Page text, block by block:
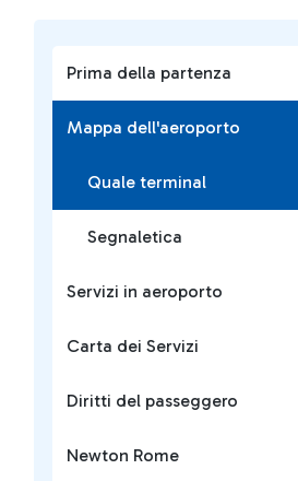
Prima della partenza
Mappa dell'aeroporto
Quale terminal
Segnaletica
Servizi in aeroporto
Carta dei Servizi
Diritti del passeggero
Newton Rome